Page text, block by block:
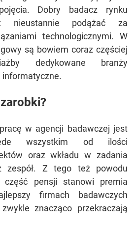
Dobry badacz rynku
nieustannie podążać za
technologicznymi. W
są bowiem coraz częściej
dedykowane branży
informatyczne.
w agencji badawczej jest
wszystkim od ilości
oraz wkładu w zadania
zespół. Z tego też powodu
część pensji stanowi premia
firmach badawczych
znacząco przekraczają